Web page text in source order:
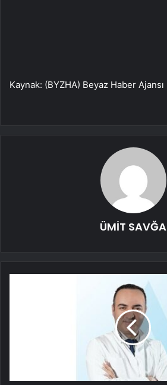
Kaynak: (BYZHA) Beyaz Haber Ajansı
ÜMİT SAVĞA